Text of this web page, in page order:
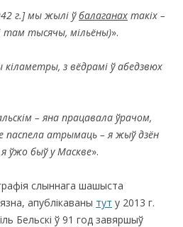
г.] мы жылі ўбалаганах такіх –
там тысячы, мільёны)».
кіламетры, з вёдрамі ў абедзвюх
– яна працавала ўрачом,
паспела атрымаць – я жыў дзён
я ўжо быў у Маскве».
слыннага шашыста
апублікаваны тут у 2013 г.
Бельскі ў 91 год завяршыў